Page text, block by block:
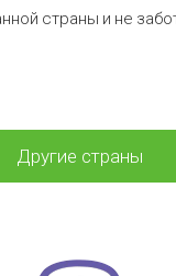
страны и не
Другие страны